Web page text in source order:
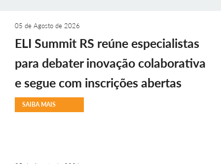
05 de Agosto de 2026
ELI Summit RS reúne especialistas
para debater inovação colaborativa
e segue com inscrições abertas
SAIBA MAIS